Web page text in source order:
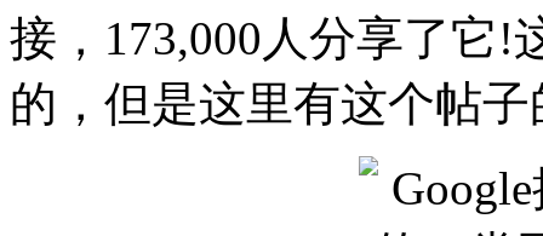
接，173,000人分享了它!
的，但是这里有这个帖